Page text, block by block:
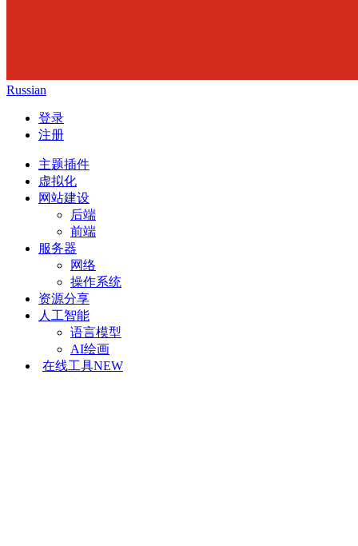
Russian
登录
注册
主题插件
虚拟化
网站建设
后端
前端
服务器
网络
操作系统
资源分享
人工智能
语言模型
AI绘画
在线工具NEW